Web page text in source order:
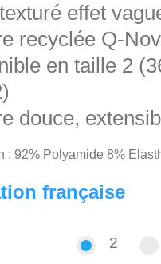
effet
recyclée Q-
en taille 2
douce,
: 92% Polyamide 8%
française
2